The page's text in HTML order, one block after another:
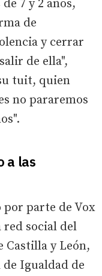
7 y 2 años,
de
y cerrar
de ella",
tuit, quien
no pararemos
a las
parte de Vox
red social del
Castilla y León,
Igualdad de